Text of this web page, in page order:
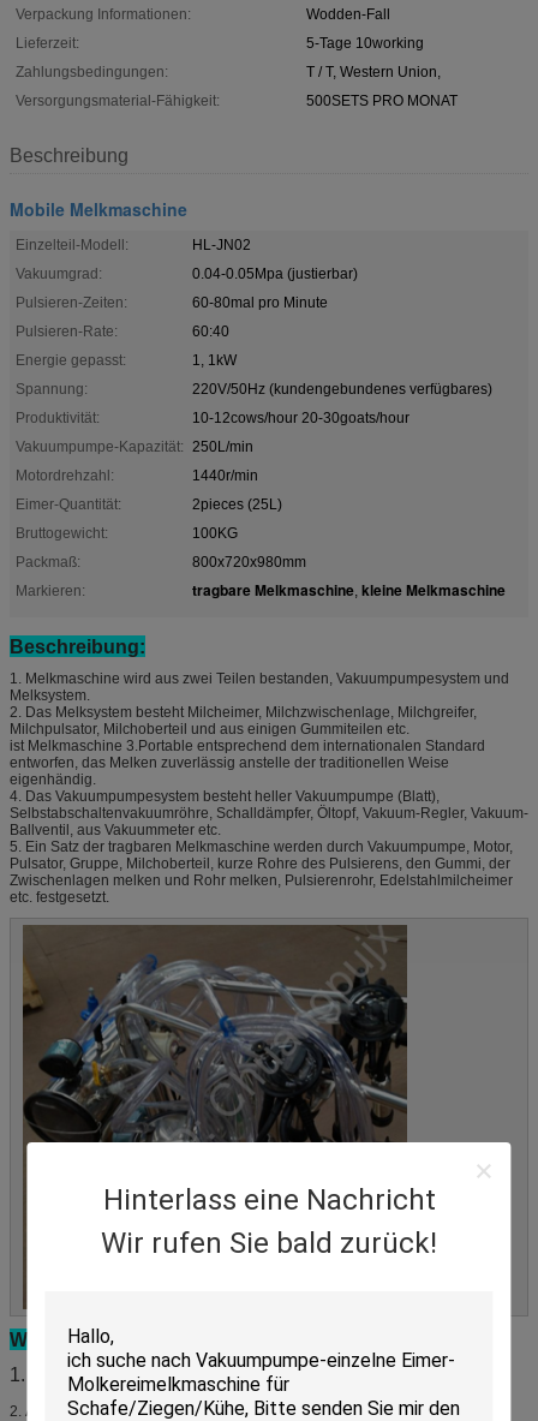
Hinterlass eine Nachricht
Wir rufen Sie bald zurück!
Verpackung Informationen:
Wodden-Fall
Lieferzeit:
5-Tage 10working
Zahlungsbedingungen:
T / T, Western Union,
Versorgungsmaterial-Fähigkeit:
500SETS PRO MONAT
Beschreibung
Mobile Melkmaschine
Einzelteil-Modell:
HL-JN02
Vakuumgrad:
0.04-0.05Mpa (justierbar)
Pulsieren-Zeiten:
60-80mal pro Minute
Pulsieren-Rate:
60:40
Energie gepasst:
1, 1kW
Spannung:
220V/50Hz (kundengebundenes verfügbares)
Produktivität:
10-12cows/hour 20-30goats/hour
Vakuumpumpe-Kapazität: 250L/min
Motordrehzahl:
1440r/min
Eimer-Quantität:
2pieces (25L)
Bruttogewicht:
100KG
Packmaß:
800x720x980mm
Markieren:
tragbare Melkmaschine, kleine Melkmaschine
Beschreibung:
1. Melkmaschine wird aus zwei Teilen bestanden, Vakuumpumpesystem und
Melksystem.
2. Das Melksystem besteht Milcheimer, Milchzwischenlage, Milchgreifer,
Milchpulsator, Milchoberteil und aus einigen Gummiteilen etc.
ist Melkmaschine 3.Portable entsprechend dem internationalen Standard
entworfen, das Melken zuverlässig anstelle der traditionellen Weise
eigenhändig.
4. Das Vakuumpumpesystem besteht heller Vakuumpumpe (Blatt),
Selbstabschaltenvakuumröhre, Schalldämpfer, Öltopf, Vakuum-Regler, Vakuum-
Ballventil, aus Vakuummeter etc.
5. Ein Satz der tragbaren Melkmaschine werden durch Vakuumpumpe, Motor,
Pulsator, Gruppe, Milchoberteil, kurze Rohre des Pulsierens, den Gummi, der
Zwischenlagen melken und Rohr melken, Pulsierenrohr, Edelstahlmilcheimer
etc. festgesetzt.
Wettbewerbsvorteil:
1. Hohe Qualität mit angemessenem Preis
2. Alle unsere Melkmaschinen mit ISO, CER und SGS.